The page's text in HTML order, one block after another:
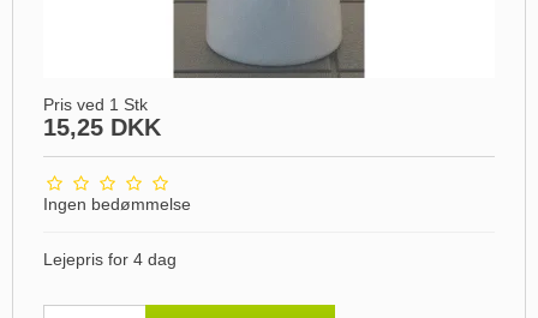
Pris ved 1 Stk
15,25 DKK
Ingen bedømmelse
Lejepris for 4 dag